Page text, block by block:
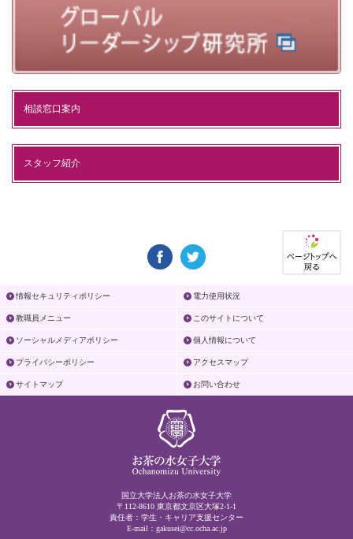
相談窓口案内
スタッフ紹介
情報セキュリティポリシー 電力使用状況
教職員メニュー このサイトについて
ソーシャルメディアポリシー 個人情報について
プライバシーポリシー アクセスマップ
サイトマップ お問い合わせ
国立大学法人お茶の水女子大学
〒112-8610 東京都文京区大塚2-1-1
責任者：学生・キャリア支援センター
E-mail： gakusei@cc.ocha.ac.jp